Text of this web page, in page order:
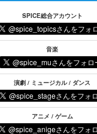
SPICE総合アカウント
音楽
演劇 / ミュージカル / ダンス
アニメ / ゲーム